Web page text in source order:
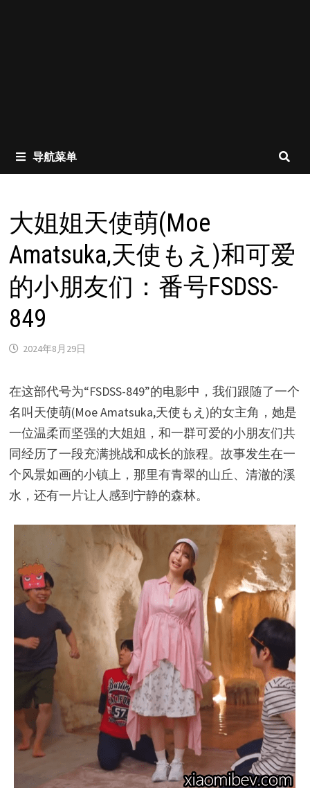
导航菜单
大姐姐天使萌(Moe
Amatsuka,天使もえ)和可爱
的小朋友们：番号FSDSS-
849
2024年8月29日
在这部代号为“FSDSS-849”的电影中，我们跟随了一个
名叫天使萌(Moe Amatsuka,天使もえ)的女主角，她是
一位温柔而坚强的大姐姐，和一群可爱的小朋友们共
同经历了一段充满挑战和成长的旅程。故事发生在一
个风景如画的小镇上，那里有青翠的山丘、清澈的溪
水，还有一片让人感到宁静的森林。